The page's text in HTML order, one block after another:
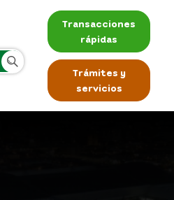
Transacciones
rápidas
Trámites y
servicios